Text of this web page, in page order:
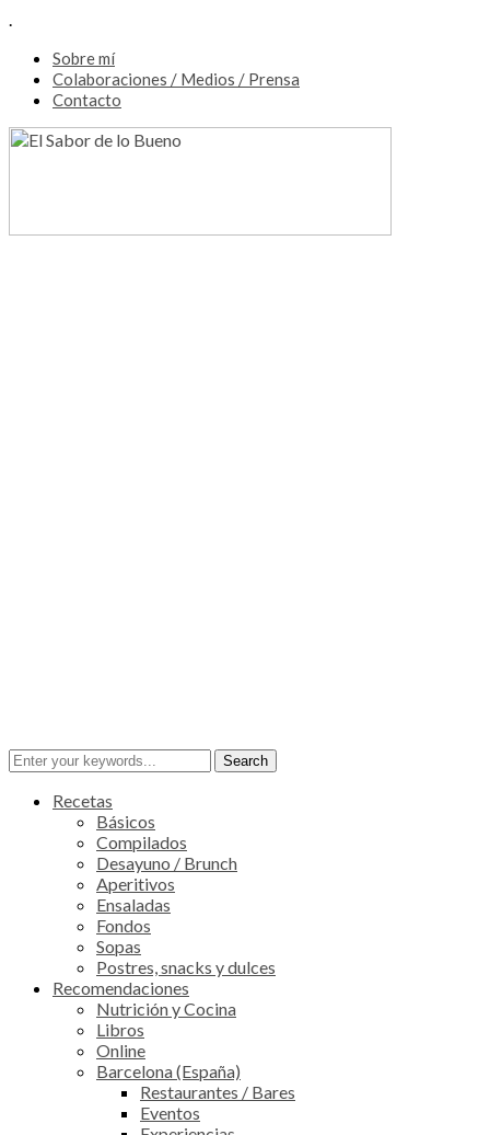
.
Sobre mí
Colaboraciones / Medios / Prensa
Contacto
Recetas
Básicos
Compilados
Desayuno / Brunch
Aperitivos
Ensaladas
Fondos
Sopas
Postres, snacks y dulces
Recomendaciones
Nutrición y Cocina
Libros
Online
Barcelona (España)
Restaurantes / Bares
Eventos